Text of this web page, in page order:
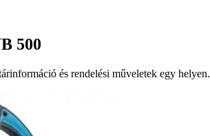
500
és rendelési műveletek egy helyen.